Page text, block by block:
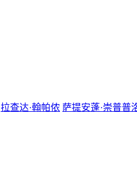
拉查达·翰帕侬 萨提安蓬·崇普普